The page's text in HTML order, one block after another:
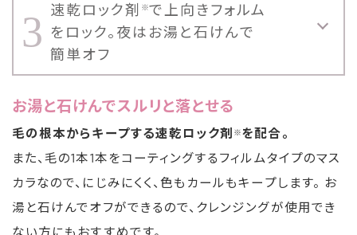
3 速乾ロック剤 ※で上向きフォルム
をロック。夜はお湯と石けんで
簡単オフ
お湯と石けんでスルリと落とせる
毛の根本からキープする速乾ロック剤 ※を配合。
また、毛の1本1本をコーティングするフィルムタイプのマス
カラなので、にじみにくく、色もカールもキープします。 お
湯と石けんでオフができるので、クレンジングが使用でき